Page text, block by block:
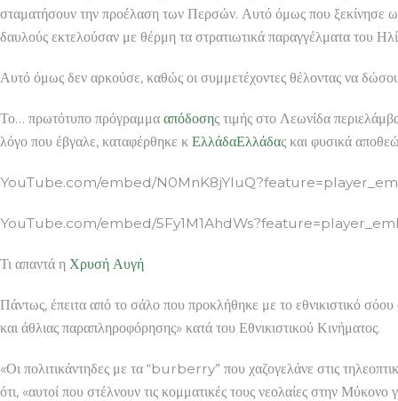
σταματήσουν την προέλαση των Περσών. Αυτό όμως που ξεκίνησε ως
δαυλούς εκτελούσαν με θέρμη τα στρατιωτικά παραγγέλματα του
Αυτό όμως δεν αρκούσε, καθώς οι συμμετέχοντες θέλοντας να
Το… πρωτότυπο πρόγραμμα απόδοσης τιμής στο Λεωνίδα
λόγο που έβγαλε, καταφέρθηκε κ ΕλλάδαΕλλάδας και φυσικά
YouTube.com/embed/
YouTube.com/embed/
Τι απαντά η Χρυσή Αυγή
Πάντως, έπειτα από το σάλο που προκλήθηκε με το εθνικιστικό
και άθλιας παραπληροφόρησης» κατά του Εθνικιστικού Κινήματος.
«Οι πολιτικάντηδες με τα “burberry” που χαζογελάνε στις
ότι, «αυτοί που στέλνουν τις κομματικές τους νεολαίες στην